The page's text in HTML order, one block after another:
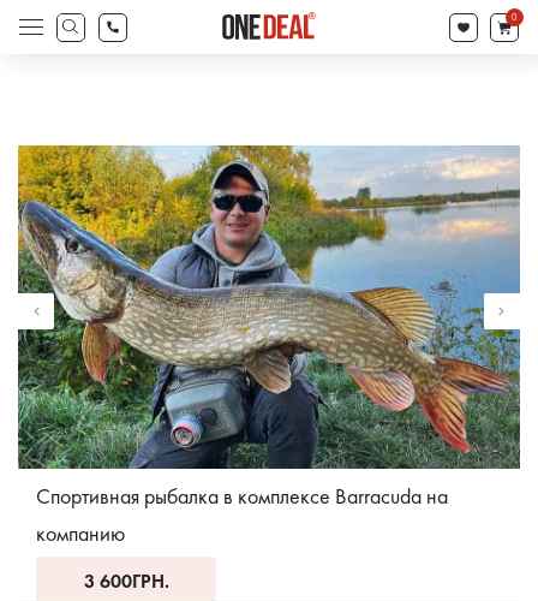
товаров
Поиск
товаров
0
Спортивная рыбалка в комплексе Barracuda на
компанию
3 600ГРН.